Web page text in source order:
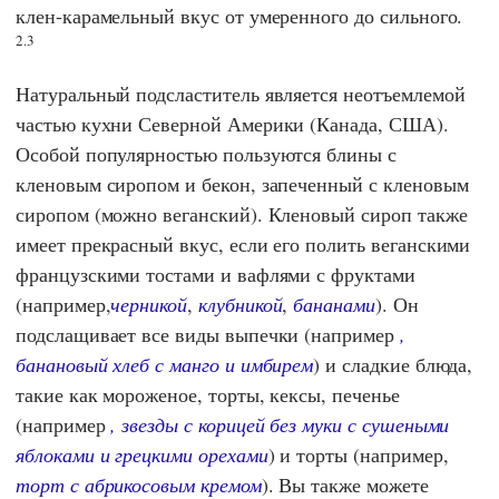
клен-карамельный вкус от умеренного до сильного.
2.3
Натуральный подсластитель является неотъемлемой
частью кухни Северной Америки (Канада, США).
Особой популярностью пользуются блины с
кленовым сиропом и бекон, запеченный с кленовым
сиропом (можно веганский). Кленовый сироп также
имеет прекрасный вкус, если его полить веганскими
французскими тостами и вафлями с фруктами
(например,черникой, клубникой,бананами). Он
подслащивает все виды выпечки (например ,
банановый хлеб с манго и имбирем) и сладкие блюда,
такие как мороженое, торты, кексы, печенье
(например, звезды с корицей без муки с сушеными
яблоками и грецкими орехами) и торты (например,
торт с абрикосовым кремом). Вы также можете